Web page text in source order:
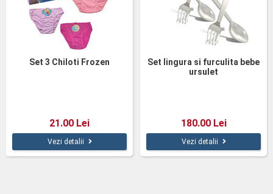
Set 3 Chiloti Frozen
21.00 Lei
Vezi detalii
Set lingura si furculita bebe
ursulet
180.00 Lei
Vezi detalii